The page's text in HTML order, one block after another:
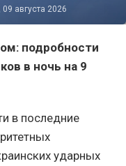
09 августа 2026
подробности
в ночь на 9
в последние
ударных